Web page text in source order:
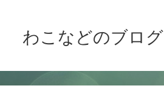
わこなどのブログ